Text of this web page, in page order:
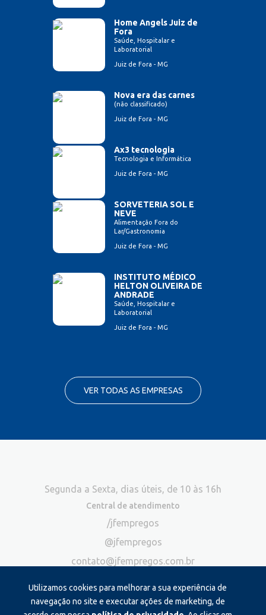
Home Angels Juiz de
Fora
Saúde, Hospitalar e
Laboratorial
Juiz de Fora - MG
Nova era das carnes
(não classificado)
Juiz de Fora - MG
Ax3 tecnologia
Tecnologia e Informática
Juiz de Fora - MG
SORVETERIA SOL E
NEVE
Alimentação Fora do
Lar/Gastronomia
Juiz de Fora - MG
INSTITUTO MÉDICO
HELTON OLIVEIRA DE
ANDRADE
Saúde, Hospitalar e
Laboratorial
Juiz de Fora - MG
VER TODAS AS EMPRESAS
Utilizamos cookies para melhorar a sua experiência de
navegação no site e executar ações de marketing, de
Segunda a Sexta, dias úteis, de 10 às 16h
Central de atendimento
/jfempregos
@jfempregos
contato@jfempregos.com.br
Publicidade